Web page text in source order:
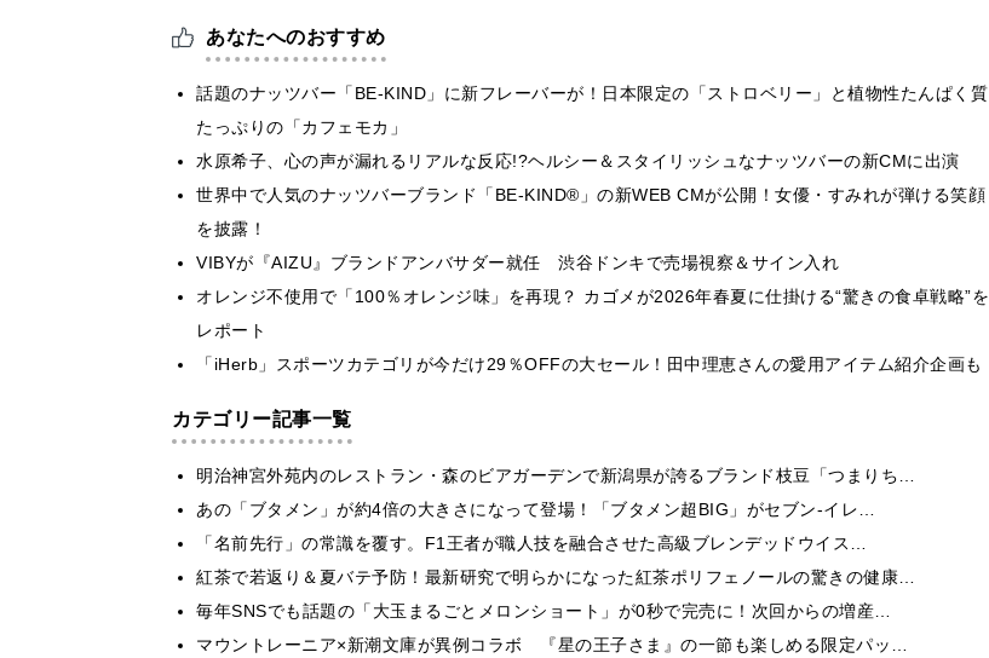
あなたへのおすすめ
話題のナッツバー「BE-KIND」に新フレーバーが！日本限定の「ストロベリー」と植物性たんぱく質
たっぷりの「カフェモカ」
水原希子、心の声が漏れるリアルな反応!?ヘルシー＆スタイリッシュなナッツバーの新CMに出演
世界中で人気のナッツバーブランド「BE-KIND®」の新WEB CMが公開！女優・すみれが弾ける笑顔
を披露！
VIBYが『AIZU』ブランドアンバサダー就任 渋谷ドンキで売場視察＆サイン入れ
オレンジ不使用で「100％オレンジ味」を再現？ カゴメが2026年春夏に仕掛ける“驚きの食卓戦略”を
レポート
「iHerb」スポーツカテゴリが今だけ29％OFFの大セール！田中理恵さんの愛用アイテム紹介企画も
カテゴリー記事一覧
明治神宮外苑内のレストラン・森のビアガーデンで新潟県が誇るブランド枝豆「つまりち…
あの「ブタメン」が約4倍の大きさになって登場！「ブタメン超BIG」がセブン‐イレ…
​​「名前先行」の常識を覆す。F1王者が職人技を融合させた高級ブレンデッドウイス…
紅茶で若返り＆夏バテ予防！最新研究で明らかになった紅茶ポリフェノールの驚きの健康…
毎年SNSでも話題の「大玉まるごとメロンショート」が0秒で完売に！次回からの増産…
マウントレーニア×新潮文庫が異例コラボ 『星の王子さま』の一節も楽しめる限定パッ…